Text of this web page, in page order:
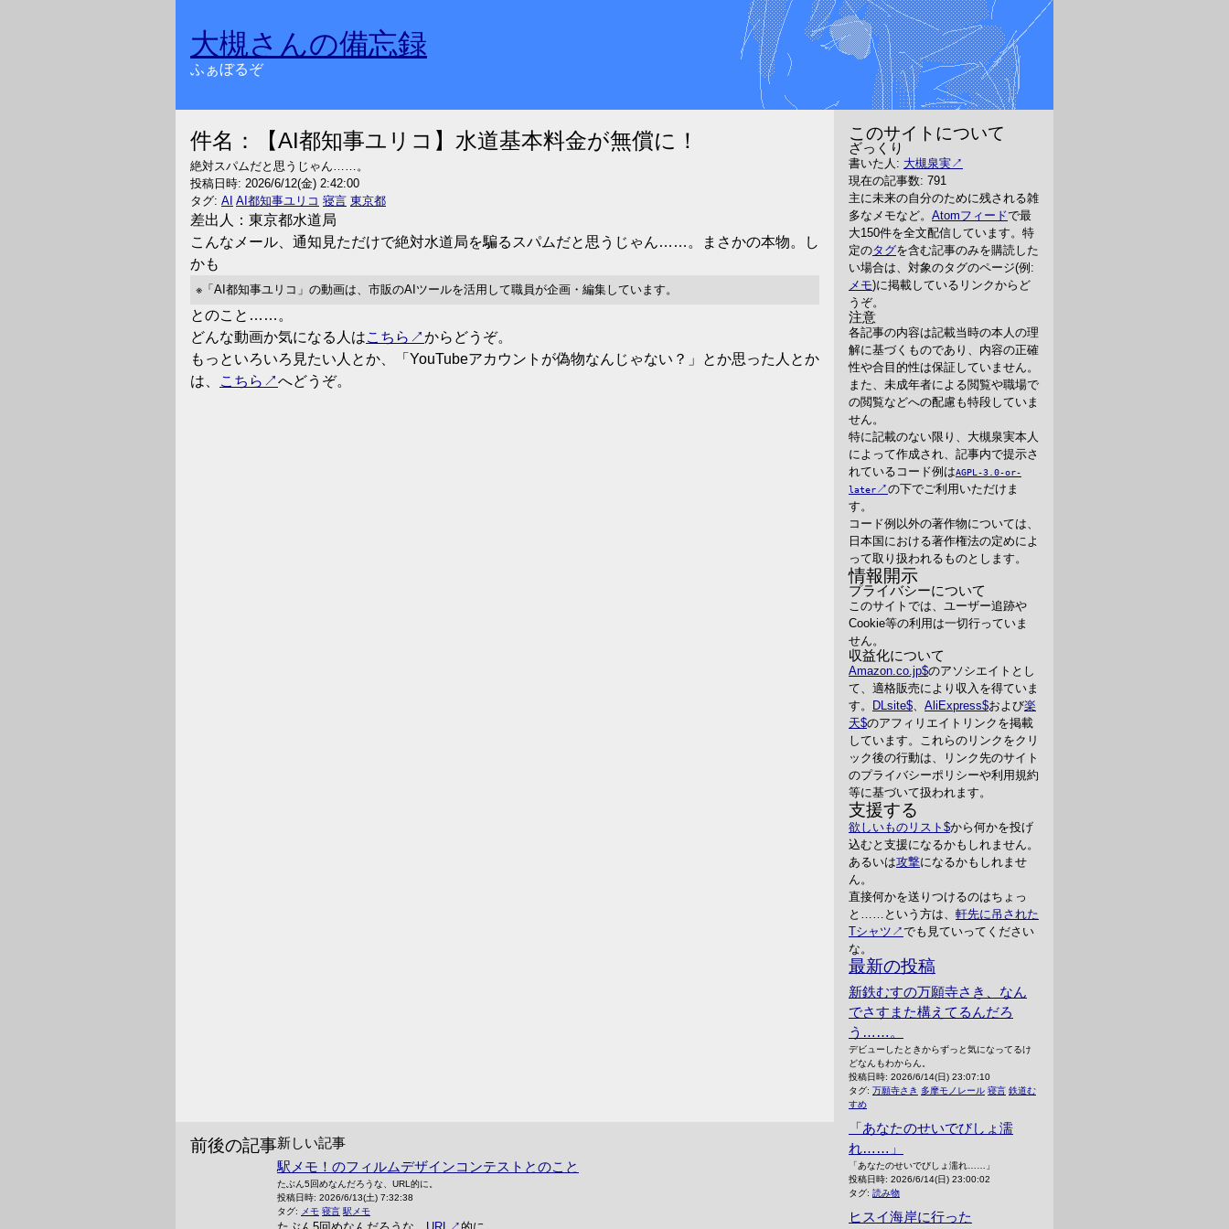
大槻さんの備忘録
ふぁぼるぞ
件名：【AI都知事ユリコ】水道基本料金が無償に！
絶対スパムだと思うじゃん……。
投稿日時: 2026/6/12(金) 2:42:00
タグ: AI AI都知事ユリコ 寝言 東京都
差出人：東京都水道局
こんなメール、通知見ただけで絶対水道局を騙るスパムだと思うじゃん……。まさかの本物。し
かも
※「AI都知事ユリコ」の動画は、市販のAIツールを活用して職員が企画・編集しています。
とのこと……。
どんな動画か気になる人はこちら
からどうぞ。
もっといろいろ見たい人とか、「YouTubeアカウントが偽物なんじゃない？」とか思った人とか
は、
こちら へどうぞ。
前後の記事新しい記事
駅メモ！のフィルムデザインコンテストとのこと
たぶん5回めなんだろうな、URL的に。
投稿日時: 2026/6/13(土) 7:32:38
タグ:
メモ 寝言 駅メモ
このサイトについて
ざっくり
書いた人: 大槻泉実
現在の記事数: 791
主に未来の自分のために残される雑
多なメモなど。 Atomフィードで最
大150件を全文配信しています。特
定のタグを含む記事のみを購読した
い場合は、対象のタグのページ(例:
メモ)に掲載しているリンクからど
うぞ。
注意
各記事の内容は記載当時の本人の理
解に基づくものであり、内容の正確
性や合目的性は保証していません。
また、未成年者による閲覧や職場で
の閲覧などへの配慮も特段していま
せん。
特に記載のない限り、大槻泉実本人
によって作成され、記事内で提示さ
れているコード例はAGPL-3.0-or-
later
の下でご利用いただけま
す。
コード例以外の著作物については、
日本国における著作権法の定めによ
って取り扱われるものとします。
情報開示
プライバシーについて
このサイトでは、ユーザー追跡や
Cookie等の利用は一切行っていま
せん。
収益化について
Amazon.co.jp のアソシエイトとし
て、適格販売により収入を得ていま
す。
DLsite 、 AliExpress および楽
天 のアフィリエイトリンクを掲載
しています。これらのリンクをクリ
ック後の行動は、リンク先のサイト
のプライバシーポリシーや利用規約
等に基づいて扱われます。
支援する
欲しいものリスト
から何かを投げ
込むと支援になるかもしれません。
あるいは攻撃になるかもしれませ
ん。
直接何かを送りつけるのはちょっ
と……という方は、 軒先に吊された
Tシャツ
でも見ていってください
な。
最新の投稿
新鉄むすの万願寺さき、なん
でさすまた構えてるんだろ
う……。
デビューしたときからずっと気になってるけ
どなんもわからん。
投稿日時: 2026/6/14(日) 23:07:10
タグ: 万願寺さき 多摩モノレール 寝言 鉄道む
すめ
「あなたのせいでびしょ濡
れ……」
「あなたのせいでびしょ濡れ……」
投稿日時: 2026/6/14(日) 23:00:02
タグ: 読み物
ヒスイ海岸に行った